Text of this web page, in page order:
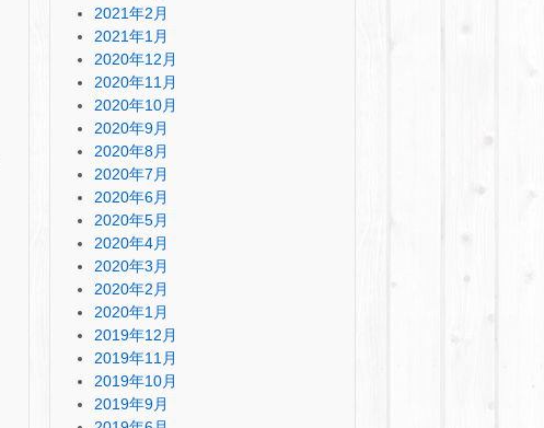
2021年2月
2021年1月
2020年12月
2020年11月
2020年10月
2020年9月
2020年8月
2020年7月
2020年6月
2020年5月
2020年4月
2020年3月
2020年2月
2020年1月
2019年12月
2019年11月
2019年10月
2019年9月